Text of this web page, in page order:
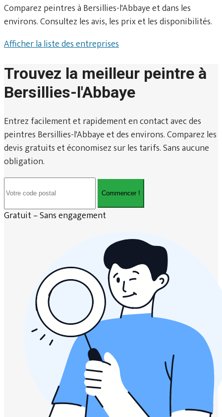
Comparez peintres à Bersillies-l'Abbaye et dans les
environs. Consultez les avis, les prix et les disponibilités.
Afficher la liste des entreprises
Trouvez la meilleur peintre à
Bersillies-l'Abbaye
Entrez facilement et rapidement en contact avec des
peintres Bersillies-l'Abbaye et des environs. Comparez les
devis gratuits et économisez sur les tarifs. Sans aucune
obligation.
Commencer !
Gratuit – Sans engagement